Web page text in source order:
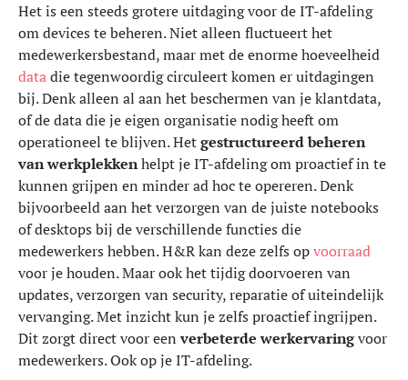
Het is een steeds grotere uitdaging voor de IT-afdeling
om devices te beheren. Niet alleen fluctueert het
medewerkersbestand, maar met de enorme hoeveelheid
datadie tegenwoordig circuleert komen er uitdagingen
bij. Denk alleen al aan het beschermen van je klantdata,
of de data die je eigen organisatie nodig heeft om
operationeel te blijven. Hetgestructureerd beheren
van werkplekkenhelpt je IT-afdeling om proactief in te
kunnen grijpen en minder ad hoc te opereren. Denk
bijvoorbeeld aan het verzorgen van de juiste notebooks
of desktops bij de verschillende functies die
medewerkers hebben. H&R kan deze zelfs opvoorraad
voor je houden. Maar ook het tijdig doorvoeren van
updates, verzorgen van security, reparatie of uiteindelijk
vervanging. Met inzicht kun je zelfs proactief ingrijpen.
Dit zorgt direct voor eenverbeterde werkervaringvoor
medewerkers. Ook op je IT-afdeling.